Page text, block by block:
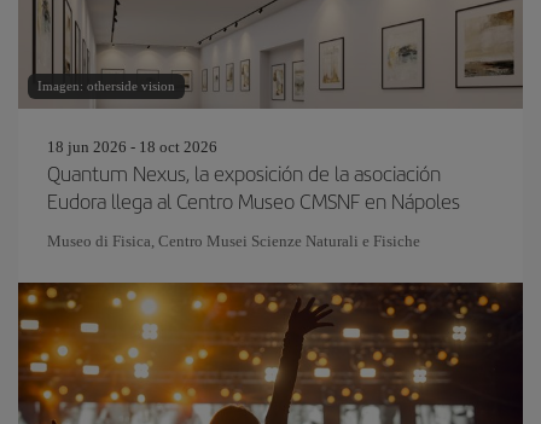
Imagen: otherside vision
18 jun 2026 - 18 oct 2026
Quantum Nexus, la exposición de la asociación
Eudora llega al Centro Museo CMSNF en Nápoles
Museo di Fisica, Centro Musei Scienze Naturali e Fisiche